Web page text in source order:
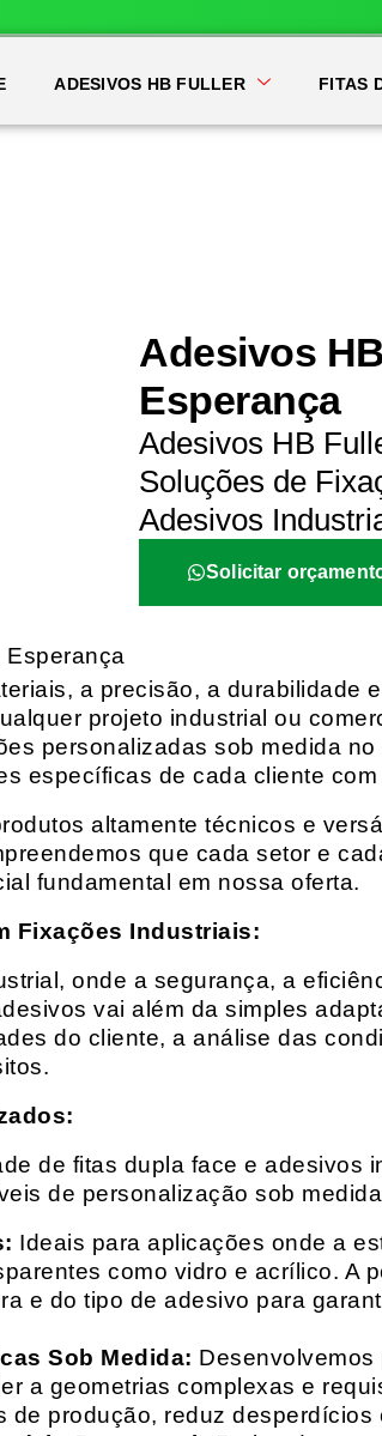
ADESIVOS HB FULLER FITAS
Adesivos
Esperança
Adesivos HB
Soluções de
Adesivos
Solicitar
Esperança
a precisão, a durabilidade
projeto industrial ou
personalizadas sob medida
específicas de cada cliente
altamente técnicos e
que cada setor e
fundamental em nossa oferta.
Fixações Industriais:
onde a segurança, a
vai além da simples
do cliente, a análise das
de fitas dupla face e adesivos
de personalização sob
Ideais para aplicações onde a
como vidro e acrílico. A
e do tipo de adesivo para
Sob Medida:
a geometrias complexas e
de produção, reduz